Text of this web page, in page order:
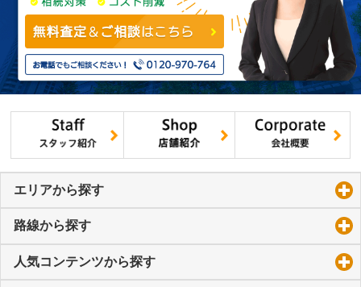
エリアから探す
路線から探す
人気コンテンツから探す